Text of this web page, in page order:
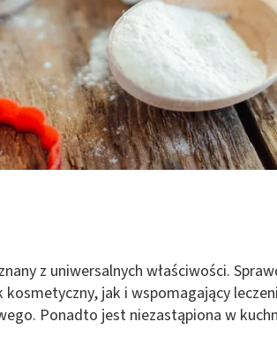
z uniwersalnych właściwości.
jak i wspomagający
Ponadto jest niezastąpiona w